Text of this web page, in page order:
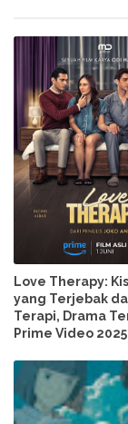
Love Therapy:
yang Terjebak
Terapi, Drama
Prime Video 2025